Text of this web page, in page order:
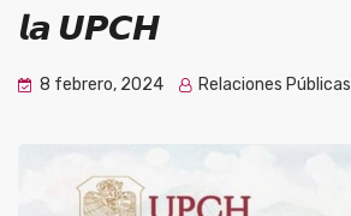
𝙡𝙖 𝙐𝙋𝘾𝙃
8 febrero, 2024 Relaciones Públicas